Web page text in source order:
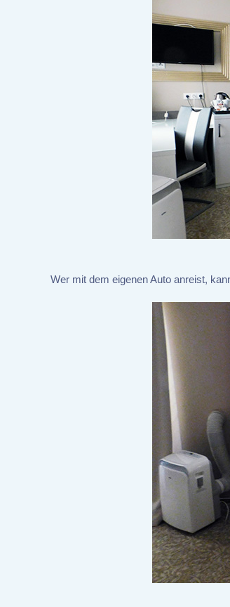
Wer mit dem eigenen Auto anreist,